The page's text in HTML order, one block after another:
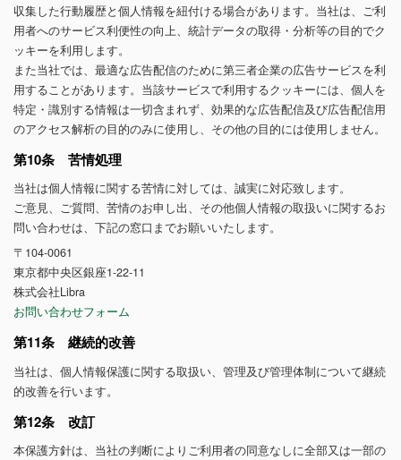
収集した行動履歴と個人情報を紐付ける場合があります。当社は、ご利
用者へのサービス利便性の向上、統計データの取得・分析等の目的でク
ッキーを利用します。
また当社では、最適な広告配信のために第三者企業の広告サービスを利
用することがあります。当該サービスで利用するクッキーには、個人を
特定・識別する情報は一切含まれず、効果的な広告配信及び広告配信用
のアクセス解析の目的のみに使用し、その他の目的には使用しません。
第10条 苦情処理
当社は個人情報に関する苦情に対しては、誠実に対応致します。
ご意見、ご質問、苦情のお申し出、その他個人情報の取扱いに関するお
問い合わせは、下記の窓口までお願いいたします。
〒104-0061
東京都中央区銀座1-22-11
株式会社Libra
お問い合わせフォーム
第11条 継続的改善
当社は、個人情報保護に関する取扱い、管理及び管理体制について継続
的改善を行います。
第12条 改訂
本保護方針は、当社の判断によりご利用者の同意なしに全部又は一部の